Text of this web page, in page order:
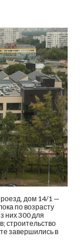
дом 14/1 —
по возрасту
них 300 для
строительство
завершились в